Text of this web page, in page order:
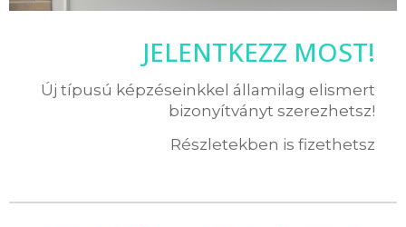
JELENTKEZZ MOST!
Új típusú képzéseinkkel államilag elismert
bizonyítványt szerezhetsz!
Részletekben is fizethetsz